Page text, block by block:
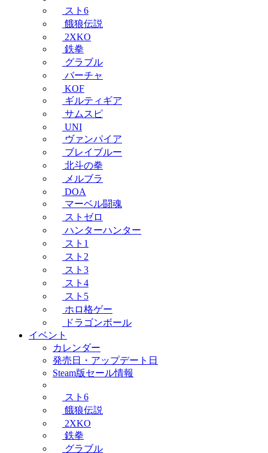
スト6
餓狼伝説
2XKO
鉄拳
グラブル
バーチャ
KOF
ギルティギア
サムスピ
UNI
ヴァンパイア
ブレイブルー
北斗の拳
メルブラ
DOA
マーベル闘魂
ストゼロ
ハンターハンター
スト1
スト2
スト3
スト4
スト5
ホロ格ゲー
ドラゴンボール
イベント
カレンダー
発売日・アップデート日
Steam版セール情報
スト6
餓狼伝説
2XKO
鉄拳
グラブル